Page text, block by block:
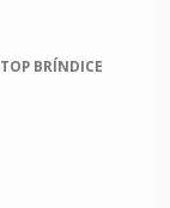
BRÍNDICE